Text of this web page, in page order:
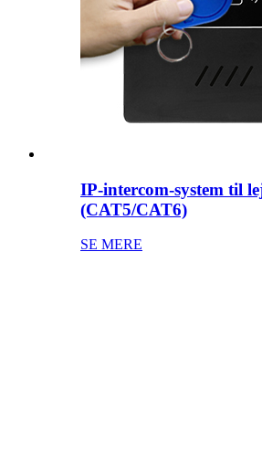
IP-intercom-system til
(CAT5/CAT6)
SE MERE